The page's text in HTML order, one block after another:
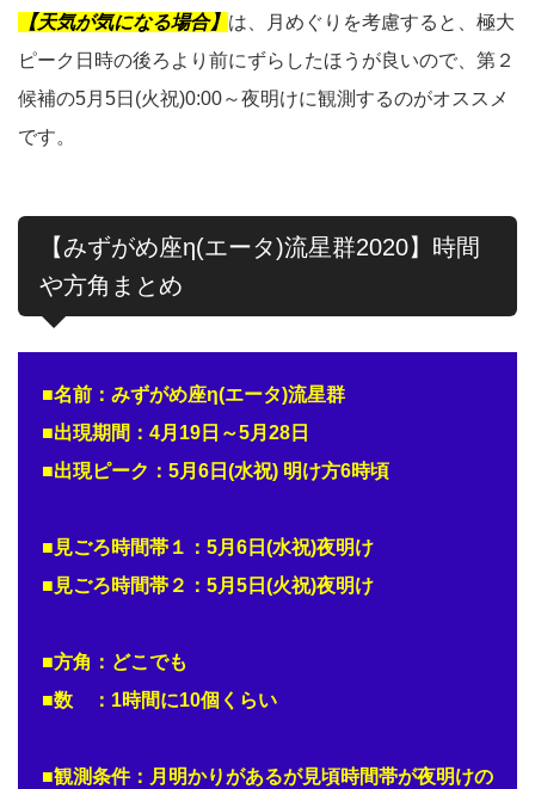
【天気が気になる場合】 は、月めぐりを考慮すると、極大
ピーク日時の後ろより前にずらしたほうが良いので、第２
候補の5月5日(火祝)0:00～夜明けに観測するのがオススメ
です。
【みずがめ座η(エータ)流星群2020】時間
や方角まとめ
■名前：みずがめ座η(エータ)流星群
■出現期間：4月19日～5月28日
■出現ピーク：5月6日(水祝) 明け方6時頃
■見ごろ時間帯１：5月6日(水祝)夜明け
■見ごろ時間帯２：5月5日(火祝)夜明け
■方角：どこでも
■数 ：1時間に10個くらい
■観測条件：月明かりがあるが見頃時間帯が夜明けの